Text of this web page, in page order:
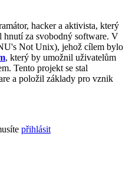
hacker a aktivista, který
hnutí za svobodný software. V
Not Unix), jehož cílem bylo
, který by umožnil uživatelům
Tento projekt se stal
a položil základy pro vznik
přihlásit